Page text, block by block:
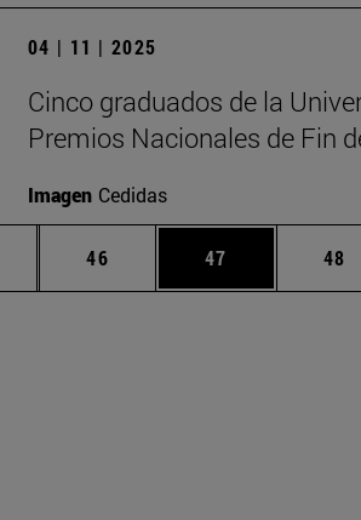
04 | 11 | 2025
Cinco graduados de la
Premios Nacionales de Fin
Imagen Cedidas
Páginas intermedias Use TAB para
Página
46 Página
47 48